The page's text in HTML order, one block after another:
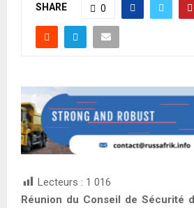
SHARE 0
Lecteurs : 1 016
Réunion du Conseil de Sécurité